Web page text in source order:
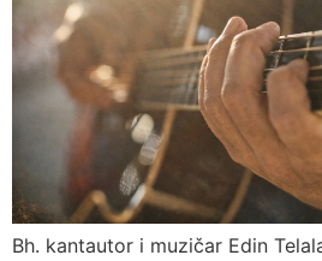
Bh. kantautor i muzičar Edin